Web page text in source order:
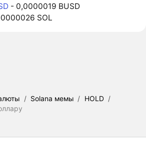
- 0,0000019 BUSD
SOL
/ Solana мемы / HOLD /